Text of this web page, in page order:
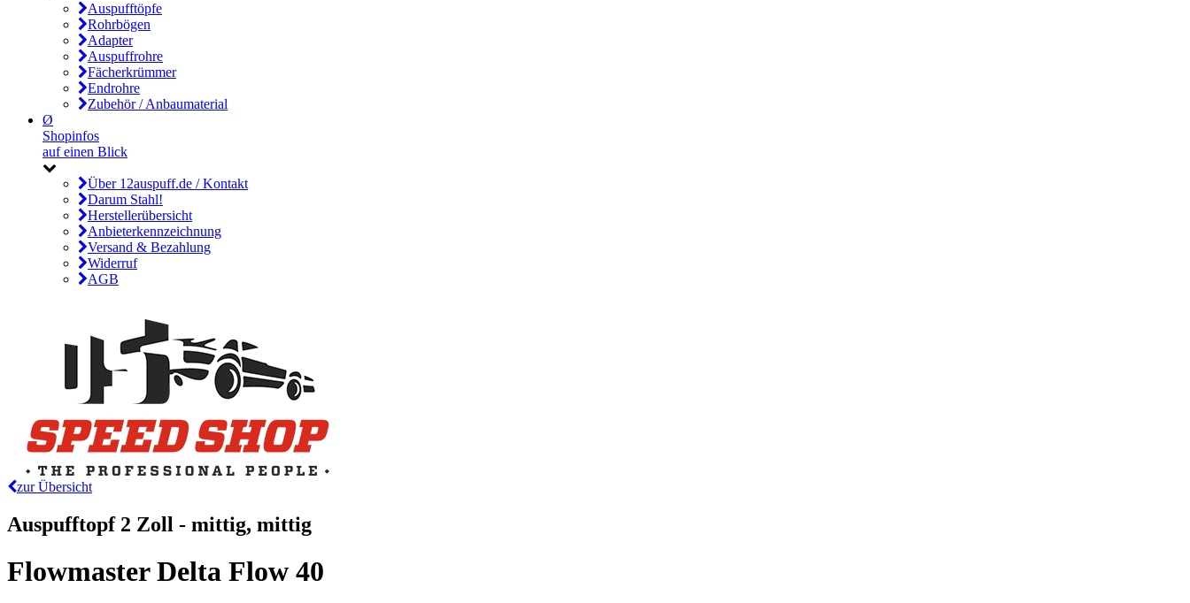
Auspufftöpfe
Rohrbögen
Adapter
Auspuffrohre
Fächerkrümmer
Endrohre
Zubehör / Anbaumaterial
Ø
Shopinfos
auf einen Blick
Über 12auspuff.de / Kontakt
Darum Stahl!
Herstellerübersicht
Anbieterkennzeichnung
Versand & Bezahlung
Widerruf
AGB
zur Übersicht
Auspufftopf 2 Zoll - mittig, mittig
Flowmaster Delta Flow 40